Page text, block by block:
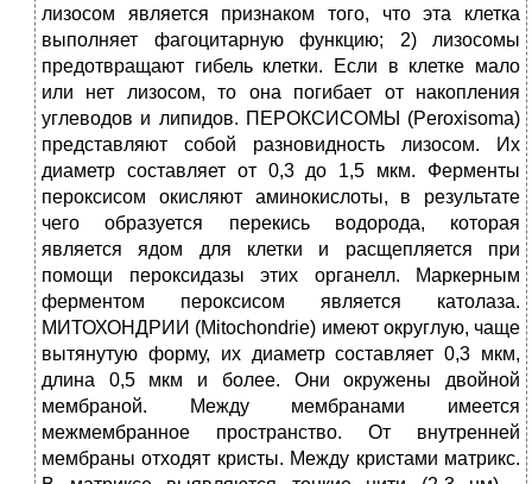
лизосом является признаком того, что эта клетка
выполняет фагоцитарную функцию; 2) лизосомы
предотвращают гибель клетки. Если в клетке мало
или нет лизосом, то она погибает от накопления
углеводов и липидов. ПЕРОКСИСОМЫ (Peroxisoma)
представляют собой разновидность лизосом. Их
диаметр составляет от 0,3 до 1,5 мкм. Ферменты
пероксисом окисляют аминокислоты, в результате
чего образуется перекись водорода, которая
является ядом для клетки и расщепляется при
помощи пероксидазы этих органелл. Маркерным
ферментом пероксисом является католаза.
МИТОХОНДРИИ (Mitochondrie) имеют округлую, чаще
вытянутую форму, их диаметр составляет 0,3 мкм,
длина 0,5 мкм и более. Они окружены двойной
мембраной. Между мембранами имеется
межмембранное пространство. От внутренней
мембраны отходят кристы. Между кристами матрикс.